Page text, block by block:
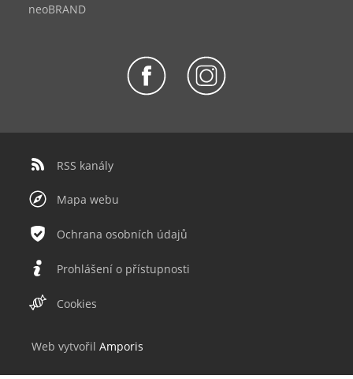
neoBRAND
RSS kanály
Mapa webu
Ochrana osobních údajů
Prohlášení o přístupnosti
Cookies
Web vytvořil Amporis